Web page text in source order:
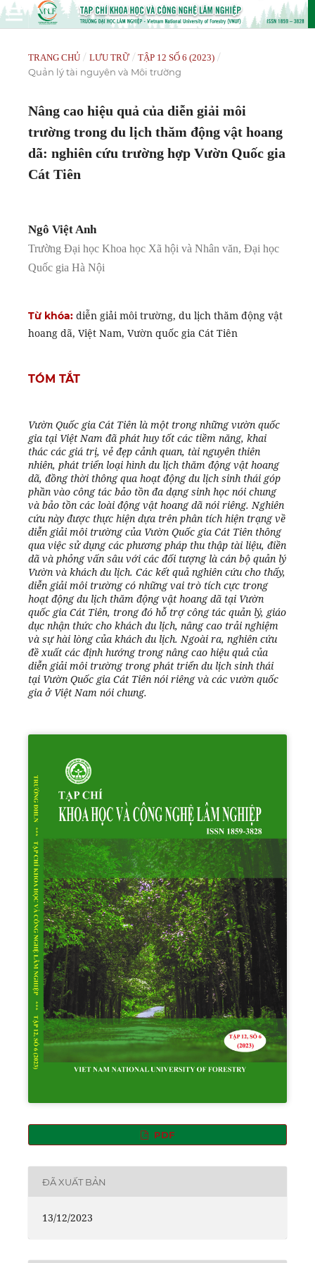
TRANG CHỦ / LƯU TRỮ / TẬP 12 SỐ 6 (2023) /
Quản lý tài nguyên và Môi trường
Nâng cao hiệu quả của diễn giải môi
trường trong du lịch thăm động vật hoang
dã: nghiên cứu trường hợp Vườn Quốc gia
Cát Tiên
Ngô Việt Anh
Trường Đại học Khoa học Xã hội và Nhân văn, Đại học
Quốc gia Hà Nội
Từ khóa: diễn giải môi trường, du lịch thăm động vật
hoang dã, Việt Nam, Vườn quốc gia Cát Tiên
TÓM TẮT
Vườn Quốc gia Cát Tiên là một trong những vườn quốc
gia tại Việt Nam đã phát huy tốt các tiềm năng, khai
thác các giá trị, vẻ đẹp cảnh quan, tài nguyên thiên
nhiên, phát triển loại hình du lịch thăm động vật hoang
dã, đồng thời thông qua hoạt động du lịch sinh thái góp
phần vào công tác bảo tồn đa dạng sinh học nói chung
và bảo tồn các loài động vật hoang dã nói riêng. Nghiên
cứu này được thực hiện dựa trên phân tích hiện trạng về
diễn giải môi trường của Vườn Quốc gia Cát Tiên thông
qua việc sử dụng các phương pháp thu thập tài liệu, điền
dã và phỏng vấn sâu với các đối tượng là cán bộ quản lý
Vườn và khách du lịch. Các kết quả nghiên cứu cho thấy,
diễn giải môi trường có những vai trò tích cực trong
hoạt động du lịch thăm động vật hoang dã tại Vườn
quốc gia Cát Tiên, trong đó hỗ trợ công tác quản lý, giáo
dục nhận thức cho khách du lịch, nâng cao trải nghiệm
và sự hài lòng của khách du lịch. Ngoài ra, nghiên cứu
đề xuất các định hướng trong nâng cao hiệu quả của
diễn giải môi trường trong phát triển du lịch sinh thái
tại Vườn Quốc gia Cát Tiên nói riêng và các vườn quốc
gia ở Việt Nam nói chung.
PDF
ĐÃ XUẤT BẢN
13/12/2023